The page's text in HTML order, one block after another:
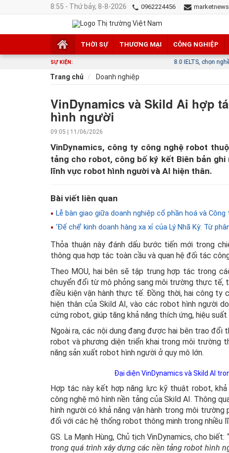
8:55 - Thứ bảy, 8-8-2026 0962224456
THỜI SỰ THƯƠNG MẠI CÔNG NGHIỆP
SỰ KIỆN: 8.0 IELTS, chọn nghề và câu
Trang chủ Doanh nghiệp
VinDynamics và Skild Ai hợp
hình người
09:05 | 11/06/2026
VinDynamics, công ty công nghệ robot
tảng cho robot, công bố ký kết Biên bản
lĩnh vực robot hình người và AI hiện thân.
Bài viết liên quan
Lễ bàn giao giữa doanh nghiệp cổ phần hoá và Công
‘Đế chế’ kinh doanh hàng xa xỉ của Lý Nhã Kỳ: Từ
Thỏa thuận này đánh dấu bước tiến mới trong
thông qua hợp tác toàn cầu và quan hệ đối tác
Theo MOU, hai bên sẽ tập trung hợp tác trong
chuyển đổi từ mô phỏng sang môi trường thực tế,
điều kiện vận hành thực tế. Đồng thời, hai công ty
hiện thân của Skild AI, vào các robot hình người
cứng robot, giúp tăng khả năng thích ứng, hiệu
Ngoài ra, các nội dung đang được hai bên trao
robot và phương diện triển khai trong môi trường
năng sản xuất robot hình người ở quy mô lớn.
Đại diện VinDynamics và Skild AI
Hợp tác này kết hợp năng lực kỹ thuật robot,
công nghệ mô hình nền tảng của Skild AI. Thông
hình người có khả năng vận hành trong môi
đối với các hệ thống robot thông minh trong nhiều
GS. La Mạnh Hùng, Chủ tịch VinDynamics, cho biết:
trong quá trình xây dựng các nền tảng robot hình